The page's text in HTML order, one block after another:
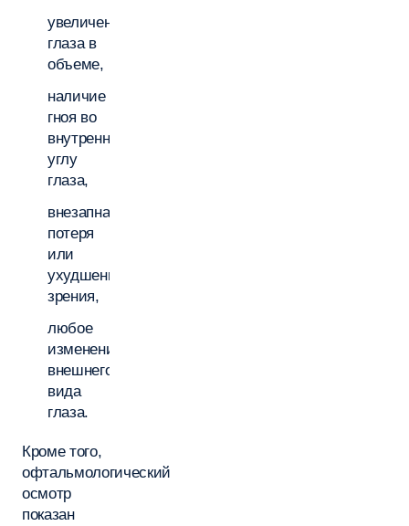
увеличение
глаза в
объеме,
наличие
гноя во
внутреннем
углу
глаза,
внезапная
потеря
или
ухудшение
зрения,
любое
изменение
внешнего
вида
глаза.
Кроме того,
офтальмологический
осмотр
показан